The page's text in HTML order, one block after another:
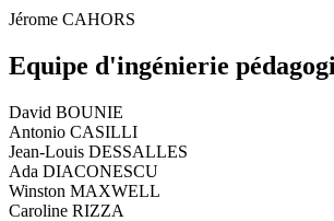
Jérome CAHORS
Equipe d'ingénierie
David BOUNIE
Antonio CASILLI
Jean-Louis DESSALLES
Ada DIACONESCU
Winston MAXWELL
Caroline RIZZA